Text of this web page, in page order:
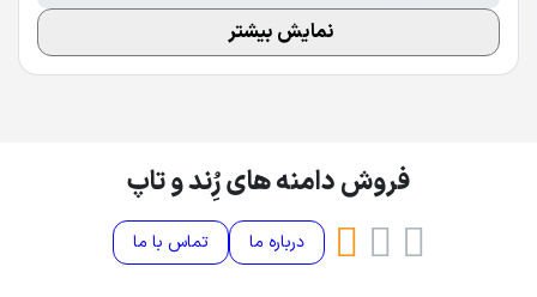
نمایش بیشتر
فروش دامنه های رُِند و تاپ
درباره ما تماس با ما